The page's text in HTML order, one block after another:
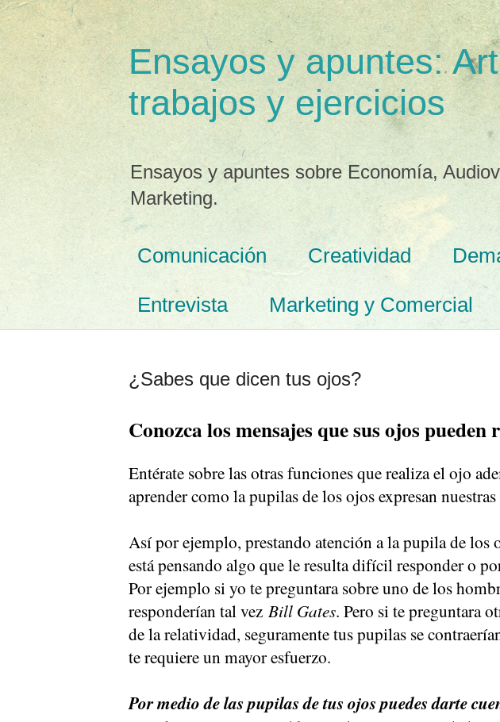
Ensayos y apuntes:
trabajos y ejercicios
Ensayos y apuntes sobre Economía,
Marketing.
Comunicación Creatividad
Entrevista Marketing y Comercial
¿Sabes que dicen tus ojos?
Conozca los mensajes que sus ojos pueden
Entérate sobre las otras funciones que realiza el ojo
aprender como la pupilas de los ojos expresan
Así por ejemplo, prestando atención a la pupila de
está pensando algo que le resulta difícil responder o
Por ejemplo si yo te preguntara sobre uno de los
responderían tal vez Bill Gates. Pero si te preguntara
de la relatividad, seguramente tus pupilas se
te requiere un mayor esfuerzo.
Por medio de las pupilas de tus ojos puedes darte